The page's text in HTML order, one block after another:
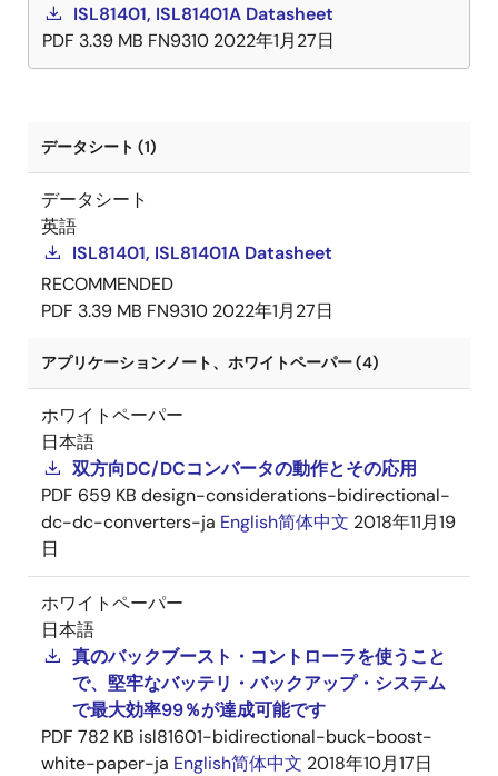
ISL81401, ISL81401A Datasheet
PDF 3.39 MB FN9310 2022年1月27日
データシート (1)
データシート
英語
ISL81401, ISL81401A Datasheet
RECOMMENDED
PDF 3.39 MB FN9310 2022年1月27日
アプリケーションノート、ホワイトペーパー (4)
ホワイトペーパー
日本語
双方向DC/DCコンバータの動作とその応用
PDF 659 KB design-considerations-bidirectional-
dc-dc-converters-ja English简体中文 2018年11月19
日
ホワイトペーパー
日本語
真のバックブースト・コントローラを使うこと
で、堅牢なバッテリ・バックアップ・システム
で最大効率99％が達成可能です
PDF 782 KB isl81601-bidirectional-buck-boost-
white-paper-ja English简体中文 2018年10月17日